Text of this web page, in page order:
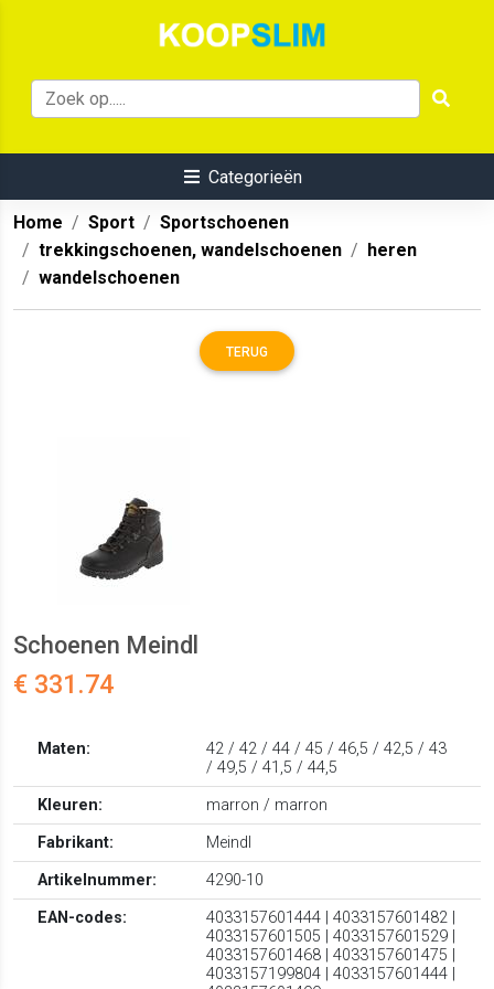
Categorieën
Home Sport
Sportschoenen
trekkingschoenen, wandelschoenen
heren
wandelschoenen
TERUG
Schoenen Meindl
€ 331.74
Maten:
42 / 42 / 44 / 45 / 46,5 / 42,5 / 43
/ 49,5 / 41,5 / 44,5
Kleuren:
marron / marron
Fabrikant:
Meindl
Artikelnummer:
4290-10
EAN-codes:
4033157601444 | 4033157601482 |
4033157601505 | 4033157601529 |
4033157601468 | 4033157601475 |
4033157199804 | 4033157601444 |